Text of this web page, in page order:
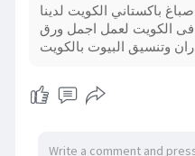
باكستاني الكويت لدينا
الكويت لعمل اجمل ورق
وتنسيق البيوت بالكويت